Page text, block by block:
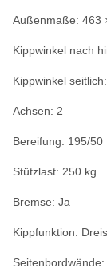
Außenmaße: 463
Kippwinkel nach
Kippwinkel
Achsen: 2
Bereifung: 195/50
Stützlast: 250 kg
Bremse: Ja
Kippfunktion:
Seitenbordwände: